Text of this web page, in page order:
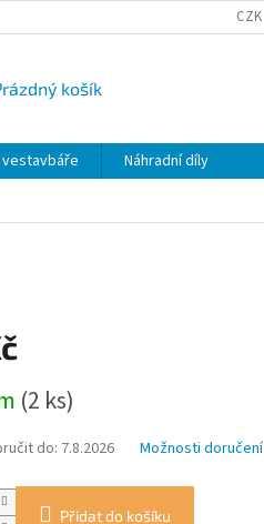
ÚDAJŮ CZK
košík
Náhradní díly
(2 ks)
do: 7.8.2026 Možnosti doručení
Přidat do košíku